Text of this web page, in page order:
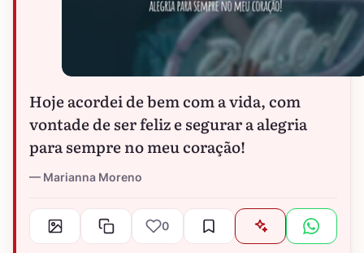
Hoje acordei de bem com a vida, com
vontade de ser feliz e segurar a alegria
para sempre no meu coração!
Marianna Moreno
0